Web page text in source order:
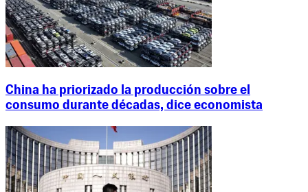
China ha priorizado la producción sobre el
consumo durante décadas, dice economista